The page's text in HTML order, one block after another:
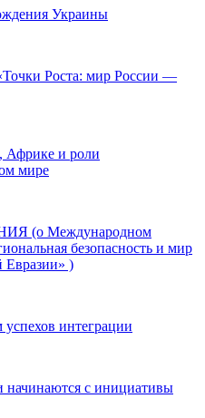
Украины
Роста: мир России —
Африке и роли
мире
(о Международном
безопасность и мир
Евразии» )
интеграции
начинаются с инициативы